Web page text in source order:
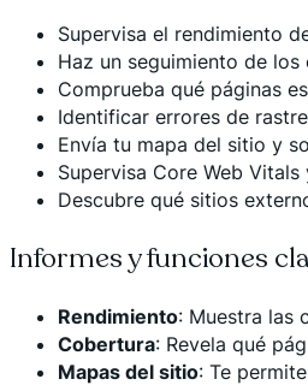
Supervisa el rendimiento
Haz un seguimiento de
Comprueba qué páginas
Identificar errores de
Envía tu mapa del sitio y
Supervisa Core Web
Descubre qué sitios
Informes y funciones
Rendimiento: Muestra las
Cobertura: Revela qué
Mapas del sitio: Te